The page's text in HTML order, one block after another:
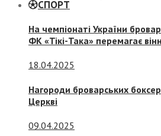
СПОРТ
На чемпіонаті України
ФК «Тікі-Така» перемагає
18.04.2025
Нагороди броварських
Церкві
09.04.2025